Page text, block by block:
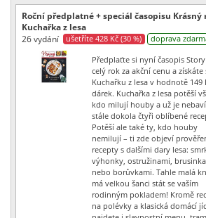
Roční předplatné + speciál časopisu Krásný
Kuchařka z lesa
26 vydání
ušetříte 428 Kč (30 %) doprava
Předplaťte si nyní časopis
celý rok za akční cenu a získáte
Kuchařku z lesa v hodnotě 149
dárek. Kuchařka z lesa potěší
kdo milují houby a už je
stále dokola čtyři oblíbené
Potěší ale také ty, kdo houby
nemilují – ti zde objeví
recepty s dalšími dary lesa:
výhonky, ostružinami,
nebo borůvkami. Tahle malá
má velkou šanci stát se vaším
rodinným pokladem! Kromě
na polévky a klasická domácí